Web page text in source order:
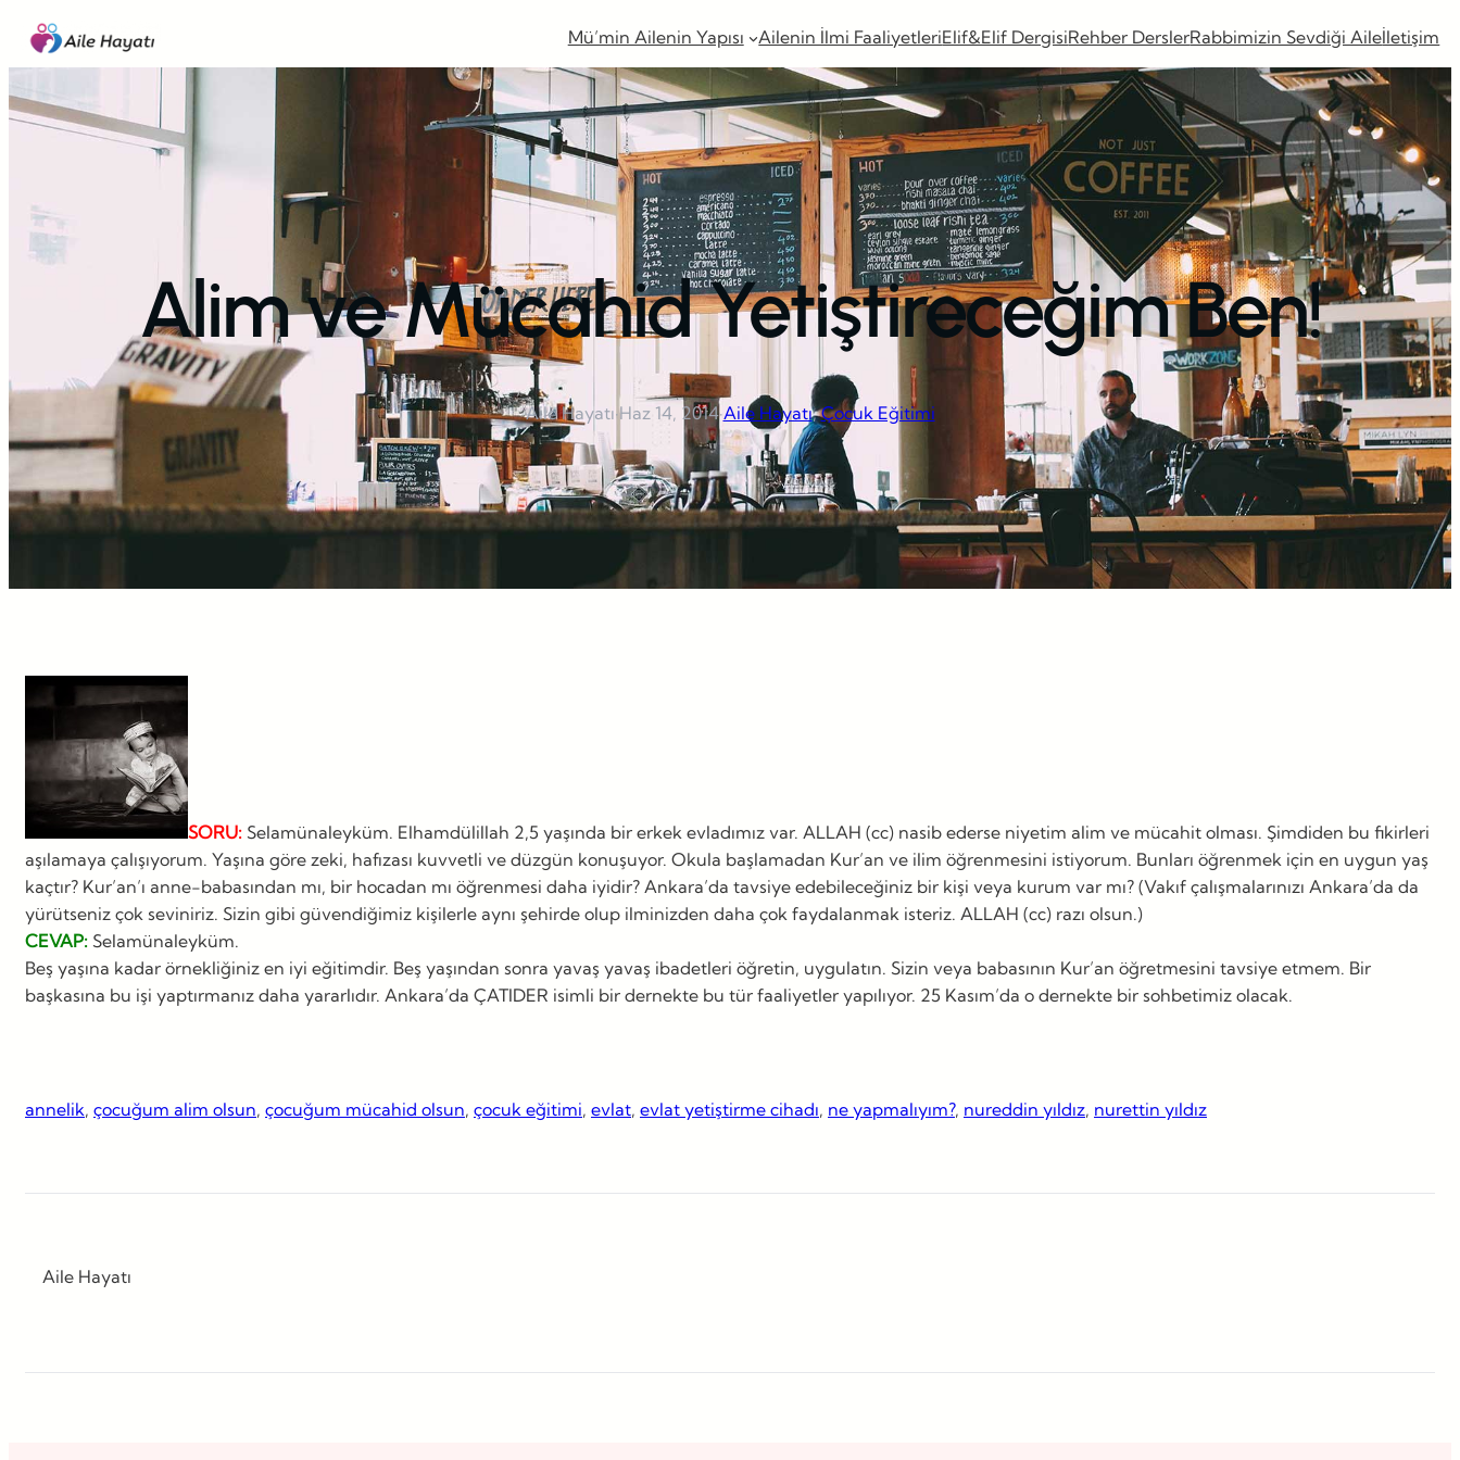
İçeriğe
geç
Mü’min Ailenin Yapısı Ailenin İlmi FaaliyetleriElif&Elif DergisiRehber DerslerRabbimizin Sevdiği Aileİletişim
Alim ve Mücahid Yetiştireceğim Ben!
Aile Hayatı·Haz 14, 2014·Aile Hayatı, Çocuk Eğitimi
SORU: Selamünaleyküm. Elhamdülillah 2,5 yaşında bir erkek evladımız var. ALLAH (cc) nasib ederse niyetim alim ve mücahit olması. Şimdiden bu fikirleri
aşılamaya çalışıyorum. Yaşına göre zeki, hafızası kuvvetli ve düzgün konuşuyor. Okula başlamadan Kur’an ve ilim öğrenmesini istiyorum. Bunları öğrenmek için en uygun yaş
kaçtır? Kur’an’ı anne-babasından mı, bir hocadan mı öğrenmesi daha iyidir? Ankara’da tavsiye edebileceğiniz bir kişi veya kurum var mı? (Vakıf çalışmalarınızı Ankara’da da
yürütseniz çok seviniriz. Sizin gibi güvendiğimiz kişilerle aynı şehirde olup ilminizden daha çok faydalanmak isteriz. ALLAH (cc) razı olsun.)
CEVAP: Selamünaleyküm.
Beş yaşına kadar örnekliğiniz en iyi eğitimdir. Beş yaşından sonra yavaş yavaş ibadetleri öğretin, uygulatın. Sizin veya babasının Kur’an öğretmesini tavsiye etmem. Bir
başkasına bu işi yaptırmanız daha yararlıdır. Ankara’da ÇATIDER isimli bir dernekte bu tür faaliyetler yapılıyor. 25 Kasım’da o dernekte bir sohbetimiz olacak.
annelik, çocuğum alim olsun, çocuğum mücahid olsun, çocuk eğitimi, evlat, evlat yetiştirme cihadı, ne yapmalıyım?, nureddin yıldız, nurettin yıldız
Aile Hayatı